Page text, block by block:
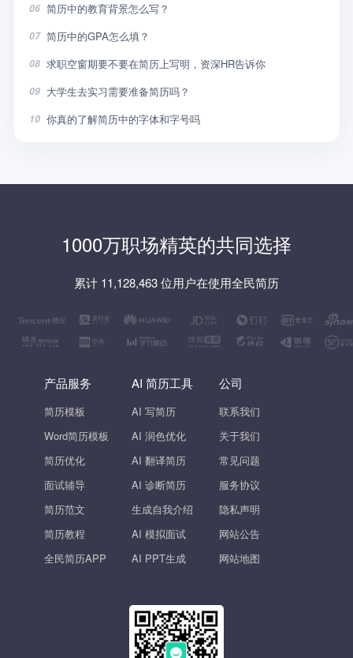
06 简历中的教育背景怎么写？
07 简历中的GPA怎么填？
08 求职空窗期要不要在简历上写明，资深HR告诉你
09 大学生去实习需要准备简历吗？
10 你真的了解简历中的字体和字号吗
1000万职场精英的共同选择
累计 11,128,463 位用户在使用全民简历
产品服务
简历模板
Word简历模板
简历优化
面试辅导
简历范文
简历教程
全民简历APP
AI 简历工具
AI 写简历
AI 润色优化
AI 翻译简历
AI 诊断简历
生成自我介绍
AI 模拟面试
AI PPT生成
公司
联系我们
关于我们
常见问题
服务协议
隐私声明
网站公告
网站地图